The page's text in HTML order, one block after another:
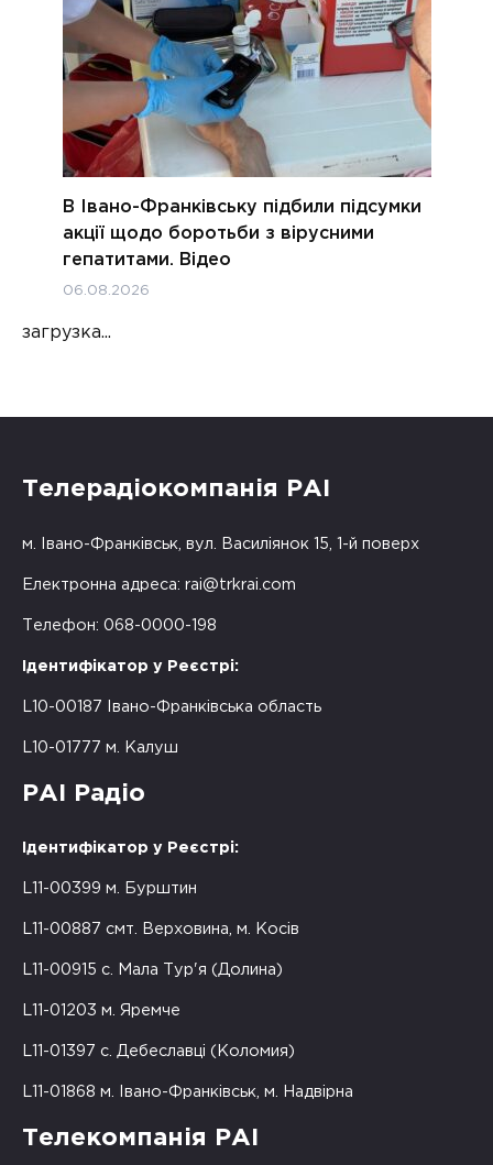
В Івано-Франківську підбили підсумки
акції щодо боротьби з вірусними
гепатитами. Відео
06.08.2026
загрузка...
Телерадіокомпанія РАІ
м. Івано-Франківськ, вул. Василіянок 15, 1-й поверх
Електронна адреса: rai@trkrai.com
Телефон: 068-0000-198
Ідентифікатор у Реєстрі:
L10-00187 Івано-Франківська область
L10-01777 м. Калуш
РАІ Радіо
Ідентифікатор у Реєстрі:
L11-00399 м. Бурштин
L11-00887 смт. Верховина, м. Косів
L11-00915 с. Мала Тур'я (Долина)
L11-01203 м. Яремче
L11-01397 с. Дебеславці (Коломия)
L11-01868 м. Івано-Франківськ, м. Надвірна
Телекомпанія РАІ